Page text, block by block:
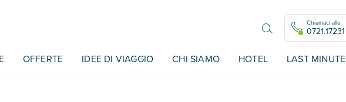
Chiamaci allo
0721.17231
OFFERTE IDEE DI VIAGGIO CHI SIAMO HOTEL LAST MINUTE